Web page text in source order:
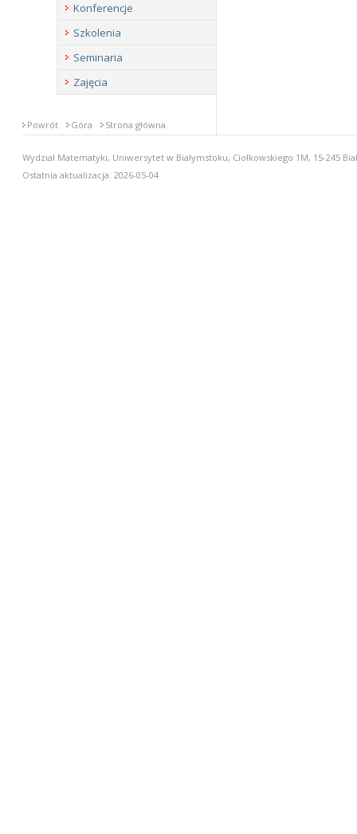
Konferencje
Szkolenia
Seminaria
Zajęcia
Powrót Góra Strona główna
Wydział Matematyki, Uniwersytet w Białymstoku, Ciołkowskiego 1M, 15-245
Ostatnia aktualizacja: 2026-05-04